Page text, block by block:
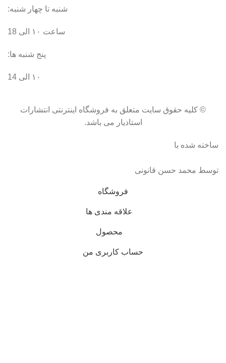
شنبه تا چهار شنبه:
ساعت ۱۰ الی 18
پنج شنبه ها:
۱۰ الی 14
© کلیه حقوق سایت متعلق به فروشگاه اینترنتی انتشارات
استادیار می باشد.
ساخته شده با
توسط محمد حسن قانونی
فروشگاه
علاقه مندی ها
محصول
حساب کاربری من